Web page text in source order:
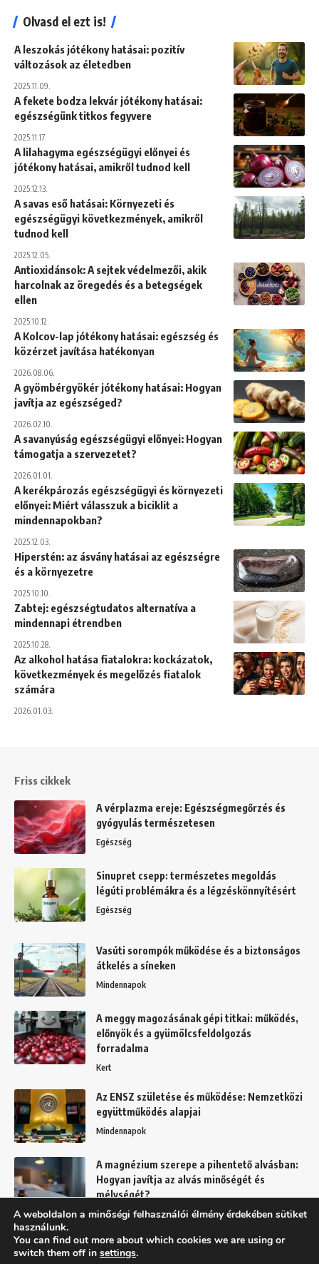
Olvasd el ezt is!
A leszokás jótékony hatásai: pozitív
változások az életedben
2025.11.09.
A fekete bodza lekvár jótékony hatásai:
egészségünk titkos fegyvere
2025.11.17.
A lilahagyma egészségügyi előnyei és
jótékony hatásai, amikről tudnod kell
2025.12.13.
A savas eső hatásai: Környezeti és
egészségügyi következmények, amikről
tudnod kell
2025.12.05.
Antioxidánsok: A sejtek védelmezői, akik
harcolnak az öregedés és a betegségek
ellen
2025.10.12.
A Kolcov-lap jótékony hatásai: egészség és
közérzet javítása hatékonyan
2026.08.06.
A gyömbérgyökér jótékony hatásai: Hogyan
javítja az egészséged?
2026.02.10.
A savanyúság egészségügyi előnyei: Hogyan
támogatja a szervezetet?
2026.01.01.
A kerékpározás egészségügyi és környezeti
előnyei: Miért válasszuk a biciklit a
mindennapokban?
2025.12.03.
Hiperstén: az ásvány hatásai az egészségre
és a környezetre
2025.10.10.
Zabtej: egészségtudatos alternatíva a
mindennapi étrendben
2025.10.28.
Az alkohol hatása fiatalokra: kockázatok,
következmények és megelőzés fiatalok
számára
2026.01.03.
Friss cikkek
A vérplazma ereje: Egészségmegőrzés és
gyógyulás természetesen
Egészség
Sinupret csepp: természetes megoldás
légúti problémákra és a légzéskönnyítésért
Egészség
Vasúti sorompók működése és a biztonságos
átkelés a síneken
Mindennapok
A meggy magozásának gépi titkai: működés,
előnyök és a gyümölcsfeldolgozás
forradalma
Kert
Az ENSZ születése és működése: Nemzetközi
együttműködés alapjai
Mindennapok
A magnézium szerepe a pihentető alvásban:
Hogyan javítja az alvás minőségét és
mélységét?
Egészség
Felhasználási feltételek
A weboldalon a minőségi felhasználói élmény érdekében sütiket
használunk.
You can find out more about which cookies we are using or
switch them off in settings.